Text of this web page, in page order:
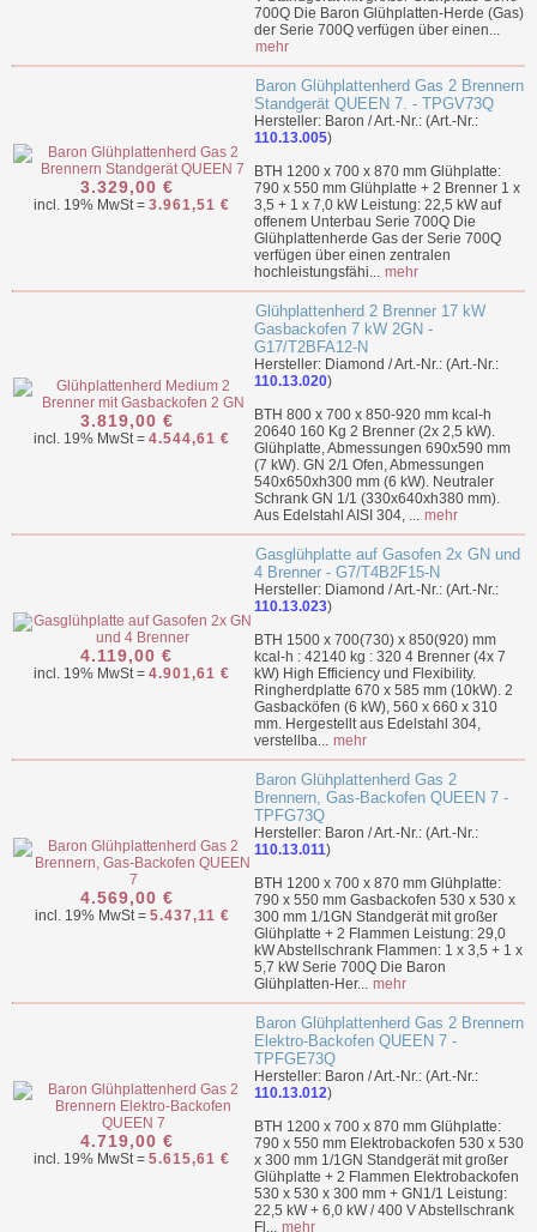
700Q Die Baron Glühplatten-Herde (Gas)
der Serie 700Q verfügen über einen...
mehr
3.329,00 €
incl. 19% MwSt = 3.961,51 €
Baron Glühplattenherd Gas 2 Brennern
Standgerät QUEEN 7. - TPGV73Q
Hersteller: Baron / Art.-Nr.: (Art.-Nr.:
110.13.005)
BTH 1200 x 700 x 870 mm Glühplatte:
790 x 550 mm Glühplatte + 2 Brenner 1 x
3,5 + 1 x 7,0 kW Leistung: 22,5 kW auf
offenem Unterbau Serie 700Q Die
Glühplattenherde Gas der Serie 700Q
verfügen über einen zentralen
hochleistungsfähi... mehr
3.819,00 €
incl. 19% MwSt = 4.544,61 €
Glühplattenherd 2 Brenner 17 kW
Gasbackofen 7 kW 2GN -
G17/T2BFA12-N
Hersteller: Diamond / Art.-Nr.: (Art.-Nr.:
110.13.020)
BTH 800 x 700 x 850-920 mm kcal-h
20640 160 Kg 2 Brenner (2x 2,5 kW).
Glühplatte, Abmessungen 690x590 mm
(7 kW). GN 2/1 Ofen, Abmessungen
540x650xh300 mm (6 kW). Neutraler
Schrank GN 1/1 (330x640xh380 mm).
Aus Edelstahl AISI 304, ... mehr
4.119,00 €
incl. 19% MwSt = 4.901,61 €
Gasglühplatte auf Gasofen 2x GN und
4 Brenner - G7/T4B2F15-N
Hersteller: Diamond / Art.-Nr.: (Art.-Nr.:
110.13.023)
BTH 1500 x 700(730) x 850(920) mm
kcal-h : 42140 kg : 320 4 Brenner (4x 7
kW) High Efficiency und Flexibility.
Ringherdplatte 670 x 585 mm (10kW). 2
Gasbacköfen (6 kW), 560 x 660 x 310
mm. Hergestellt aus Edelstahl 304,
verstellba... mehr
4.569,00 €
incl. 19% MwSt = 5.437,11 €
Baron Glühplattenherd Gas 2
Brennern, Gas-Backofen QUEEN 7 -
TPFG73Q
Hersteller: Baron / Art.-Nr.: (Art.-Nr.:
110.13.011)
BTH 1200 x 700 x 870 mm Glühplatte:
790 x 550 mm Gasbackofen 530 x 530 x
300 mm 1/1GN Standgerät mit großer
Glühplatte + 2 Flammen Leistung: 29,0
kW Abstellschrank Flammen: 1 x 3,5 + 1 x
5,7 kW Serie 700Q Die Baron
Glühplatten-Her... mehr
4.719,00 €
incl. 19% MwSt = 5.615,61 €
Baron Glühplattenherd Gas 2 Brennern
Elektro-Backofen QUEEN 7 -
TPFGE73Q
Hersteller: Baron / Art.-Nr.: (Art.-Nr.:
110.13.012)
BTH 1200 x 700 x 870 mm Glühplatte:
790 x 550 mm Elektrobackofen 530 x 530
x 300 mm 1/1GN Standgerät mit großer
Glühplatte + 2 Flammen Elektrobackofen
530 x 530 x 300 mm + GN1/1 Leistung:
22,5 kW + 6,0 kW / 400 V Abstellschrank
Fl... mehr